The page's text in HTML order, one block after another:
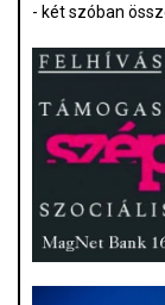
- két szóban